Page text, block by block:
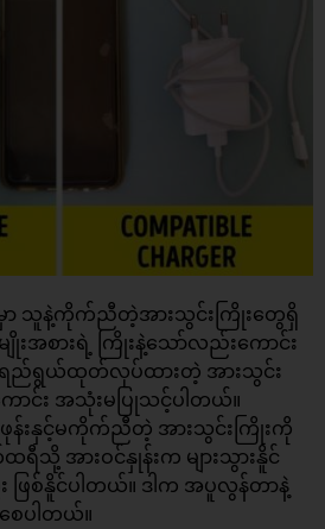
မှာ သူနဲ့ကိုက်ညီတဲ့အားသွင်းကြိုးတွေရှိ
ျိုးအစားရဲ့ ကြိုးနဲ့သော်လည်းကောင်း
ရည်ရွယ်ထုတ်လုပ်ထားတဲ့ အားသွင်း
င်း အသုံးမပြုသင့်ပါတယ်။
းနှင့်မကိုက်ညီတဲ့ အားသွင်းကြိုးကို
အားဝင်နှုန်းက များသွားနိူင်
ြစ်နိူင်ပါတယ်။ ဒါက အပူလွန်တာနဲ့
ေပါတယ်။